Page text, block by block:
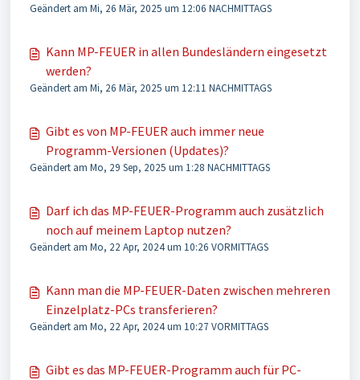
Geändert am Mi, 26 Mär, 2025 um 12:06 NACHMITTAGS
Kann MP-FEUER in allen Bundesländern eingesetzt
werden?
Geändert am Mi, 26 Mär, 2025 um 12:11 NACHMITTAGS
Gibt es von MP-FEUER auch immer neue
Programm-Versionen (Updates)?
Geändert am Mo, 29 Sep, 2025 um 1:28 NACHMITTAGS
Darf ich das MP-FEUER-Programm auch zusätzlich
noch auf meinem Laptop nutzen?
Geändert am Mo, 22 Apr, 2024 um 10:26 VORMITTAGS
Kann man die MP-FEUER-Daten zwischen mehreren
Einzelplatz-PCs transferieren?
Geändert am Mo, 22 Apr, 2024 um 10:27 VORMITTAGS
Gibt es das MP-FEUER-Programm auch für PC-